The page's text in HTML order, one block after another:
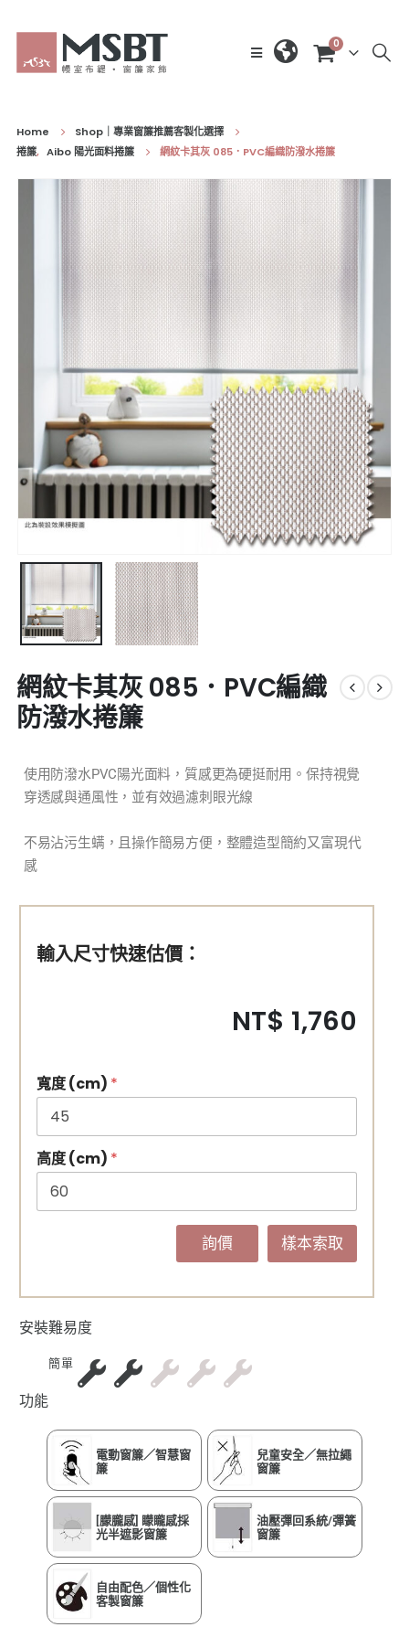
0
Home
Shop｜專業窗簾推薦客製化選擇
捲簾, Aibo 陽光面料捲簾 網紋卡其灰 085．PVC編織防潑水捲簾
網紋卡其灰 085．PVC編織
防潑水捲簾
使用防潑水PVC陽光面料，質感更為硬挺耐用。保持視覺
穿透感與通風性，並有效過濾刺眼光線
不易沾污生螨，且操作簡易方便，整體造型簡約又富現代
感
輸入尺寸快速估價：
NT$ 1,760
寬度 (cm) *
高度 (cm) *
詢價 樣本索取
安裝難易度
簡單
功能
電動窗簾／智慧窗
簾
兒童安全／無拉繩
窗簾
[朦朧感] 矇矓感採
光半遮影窗簾
油壓彈回系統/彈簧
窗簾
自由配色／個性化
客製窗簾